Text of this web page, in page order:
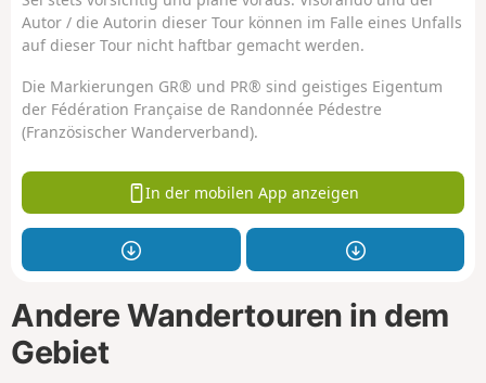
Autor / die Autorin dieser Tour können im Falle eines Unfalls
auf dieser Tour nicht haftbar gemacht werden.
Die Markierungen GR® und PR® sind geistiges Eigentum
der Fédération Française de Randonnée Pédestre
(Französischer Wanderverband).
In der mobilen App anzeigen
Andere Wandertouren in dem
Gebiet